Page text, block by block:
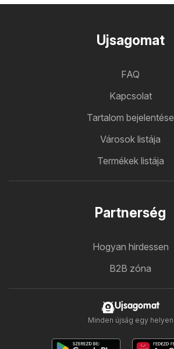
Ujsagomat
FAQ
Kapcsolat
Tartalom bejelentése
Városok listája
Termékek listája
Partnerség
Hogyan hirdessen
B2B zóna
Ujsagomat
Minden újság egy helyen